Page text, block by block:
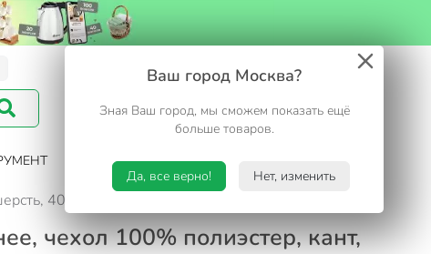
Ваш город Москва?
Зная Ваш город, мы сможем показать ещё
больше товаров.
Да, все верно! Нет, изменить
Корзина
САД И ОГОРОД ТУРИЗМ. ОТДЫХ НА ДАЧЕ
400 г/м2, зимнее, чехол 100% полиэстер, кант, Майская
чехол 100% полиэстер, кант,